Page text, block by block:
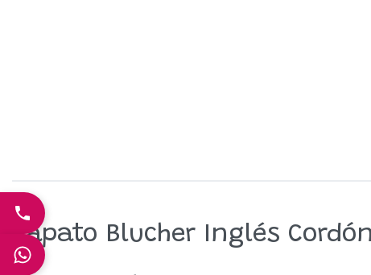
Zapato Blucher Inglés